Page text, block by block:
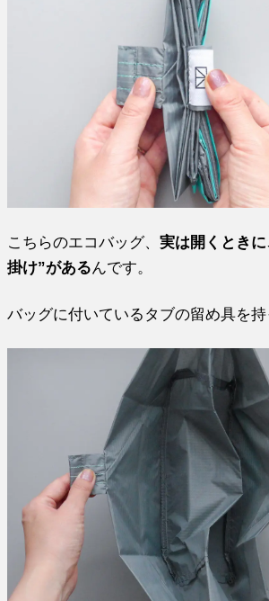
こちらのエコバッグ、実は開くとき
掛け”があるんです。
バッグに付いているタブの留め具を持